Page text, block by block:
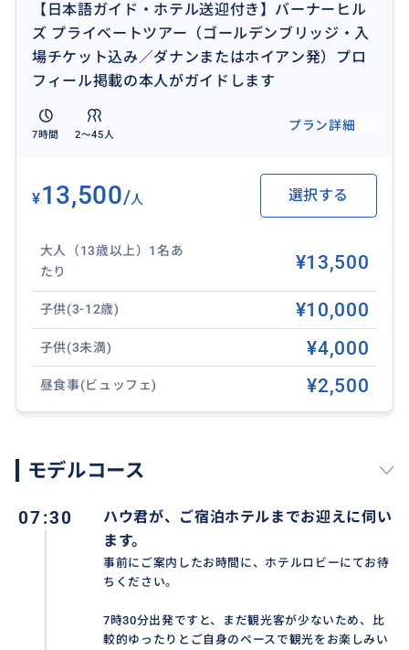
【料金に含まれるもの】
・日本語ガイド（ハウ君本人がご案内）
・バーナーヒルズ入場チケット
・ケーブルカー乗車料金
・ダナン市内ホテル往復送迎（専用車）
・車内ミネラルウォーター
【料金に含まれないもの】
・昼食代
・その他上記に記載のない費用
③ ホテル送迎について
・ダナン市内中心部ホテルは無料送迎です。
・ガイドがホテルロビーまでお迎えに伺います。
※ホイアン市内およびダナン郊外ホテルにご宿泊の場
合は、別途送迎追加料金が必要となる場合がございま
④ 注意事項・催行条件
・2名様以上で催行確定となります。
・大人1名様のみでご参加の場合は、大人2名様分の料
金を頂戴いたします。
・大人1名様＋お子様1名様でご参加の場合、お子様1名
様は大人料金となります。
【日本語ガイド・ホテル送迎付き】バーナーヒル
ズ プライベートツアー（ゴールデンブリッジ・入
場チケット込み／ダナンまたはホイアン発）プロ
フィール掲載の本人がガイドします
7時間 2〜45人
プラン詳細
¥13,500/人 選択する
大人（13歳以上）1名あ
たり
¥13,500
子供(3-12歳) ¥10,000
子供(3未満) ¥4,000
昼食事(ビュッフェ) ¥2,500
モデルコース
07:30
ハウ君が、ご宿泊ホテルまでお迎えに伺い
ます。
事前にご案内したお時間に、ホテルロビーにてお待
ちください。
7時30分出発ですと、まだ観光客が少ないため、比
較的ゆったりとご自身のペースで観光をお楽しみい